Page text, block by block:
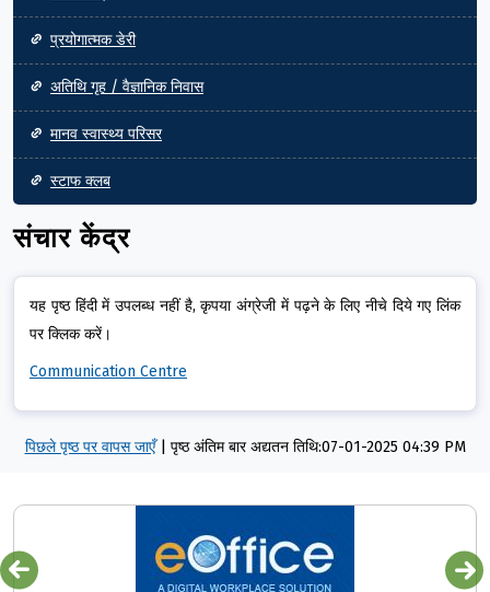
प्रयोगात्मक डेरी
अतिथि गृह / वैज्ञानिक निवास
मानव स्वास्थ्य परिसर
स्टाफ क्लब
संचार केंद्र
यह पृष्ठ हिंदी में उपलब्ध नहीं है, कृपया अंग्रेजी में पढ़ने के लिए नीचे दिये गए लिंक
पर क्लिक करें।
Communication Centre
पिछले पृष्ठ पर वापस जाएँ पृष्ठ अंतिम बार अद्यतन तिथि:07-01-2025 04:39 PM